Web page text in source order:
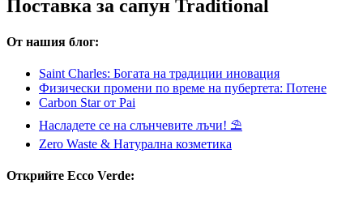
Поставка за сапун Traditional
От нашия блог:
Saint Charles: Богата на традиции иновация
Физически промени по време на пубертета: Потене
Carbon Star от Pai
Насладете се на слънчевите лъчи! ⛱
Zero Waste & Натурална козметика
Открийте Ecco Verde: